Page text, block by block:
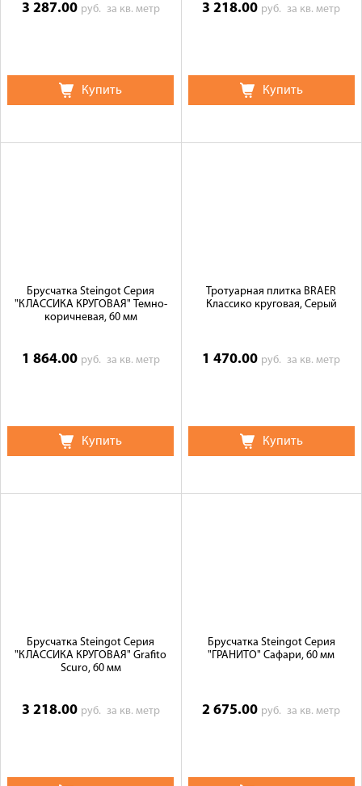
3 287.00 руб. за кв. метр
Купить
3 218.00 руб.за кв. метр
Купить
Брусчатка Steingot Серия
"КЛАССИКА КРУГОВАЯ" Темно-
коричневая, 60 мм
1 864.00 руб. за кв. метр
Купить
Тротуарная плитка BRAER
Классико круговая, Серый
1 470.00 руб.за кв. метр
Купить
Брусчатка Steingot Серия
"КЛАССИКА КРУГОВАЯ" Grafito
Scuro, 60 мм
3 218.00 руб. за кв. метр
Брусчатка Steingot Серия
"ГРАНИТО" Сафари, 60 мм
2 675.00 руб.за кв. метр